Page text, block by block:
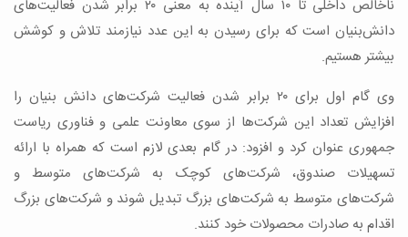
ناخالص داخلی تا ۱۰ سال‌ آینده به معنی ۲۰ برابر شدن فعالیت‌های
دانش‌بنیان است که برای رسیدن به این عدد نیازمند تلاش و کوشش
بیشتر هستیم.
وی گام اول برای ۲۰ برابر شدن فعالیت شرکت‌های دانش بنیان را
افزایش تعداد این شرکت‌ها از سوی معاونت علمی و فناوری ریاست
جمهوری عنوان کرد و افزود: در گام بعدی لازم است که همراه با ارائه
تسهیلات صندوق، شرکت‌های کوچک به شرکت‌های متوسط و
شرکت‌های متوسط به شرکت‌های بزرگ تبدیل شوند و شرکت‌های بزرگ
اقدام به صادرات محصولات خود کنند.